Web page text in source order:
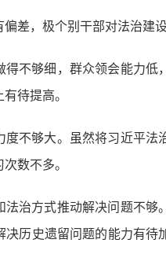
偏差，极个别干部对法治
得不够细，群众领会能力
待提高。
度不够大。虽然将习近平
数不多。
法治方式推动解决问题不
决历史遗留问题的能力有